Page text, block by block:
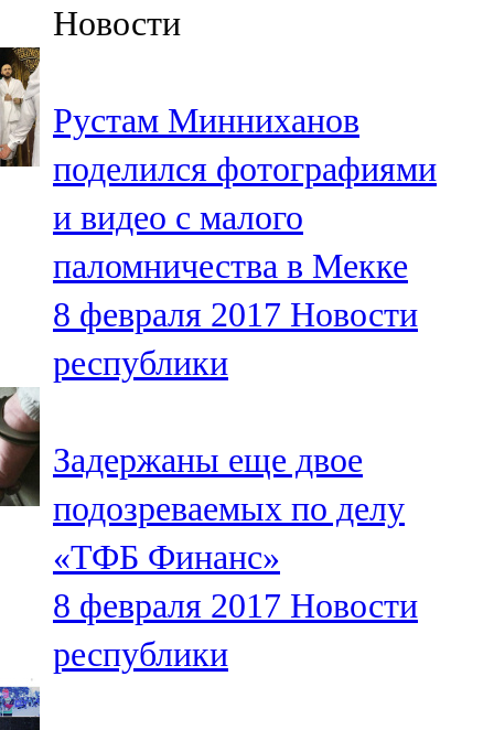
91,5 FM
106,1 FM
Кама тамагы
71,51 FM
Кукмара
107,9 FM
Лениногорский
Мамадыш
106,2 FM
Минзәлә
107,3 FM
Мөслим
Новости
Рустам Минниханов
поделился фотографиями
и видео с малого
паломничества в Мекке
8 февраля 2017 Новости
республики
Задержаны еще двое
подозреваемых по делу
«ТФБ Финанс»
8 февраля 2017 Новости
республики